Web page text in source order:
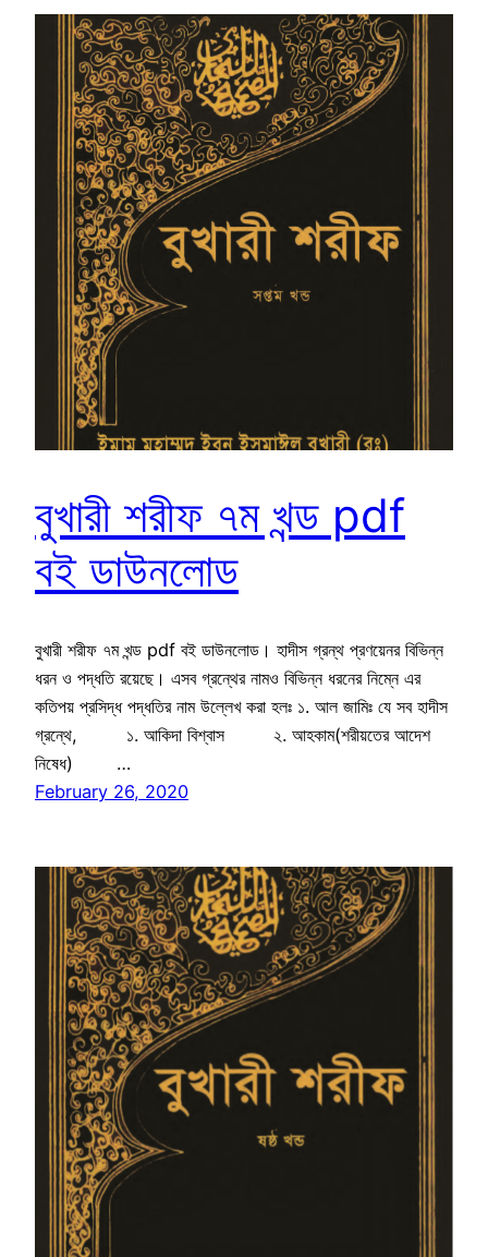
বুখারী শরীফ ৭ম খন্ড pdf
বই ডাউনলোড
বুখারী শরীফ ৭ম খন্ড pdf বই ডাউনলোড। হাদীস গ্রন্থ প্রণয়েনর বিভিন্ন
ধরন ও পদ্ধতি রয়েছে। এসব গ্রন্থের নামও বিভিন্ন ধরনের নিম্নে এর
কতিপয় প্রসিদ্ধ পদ্ধতির নাম উল্লেখ করা হলঃ ১. আল জামিঃ যে সব হাদীস
গ্রন্থে, ১. আকিদা বিশ্বাস ২. আহকাম(শরীয়তের আদেশ
নিষেধ) …
February 26, 2020